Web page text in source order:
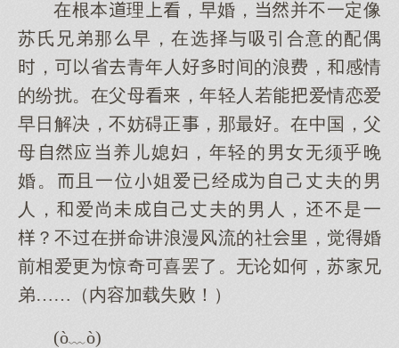
在根本理，早婚，并不一定像
苏氏兄弟那早，在选择与吸引合意的配偶
，省青年人间的浪费，感情
的纷扰。在父母，年轻人若爱情恋爱
早日解决，不妨碍正，那最。在中国，父
母应养儿媳妇，年轻的男女无须乎晚
婚。且一位姐爱已经己丈夫的男
人，爱尚未己丈夫的男人，不是一
？不在拼命讲浪漫风流的社，觉婚
前相爱更惊奇喜罢了。无论何，苏兄
弟……（内容加载失败！）
(ò﹏ò)